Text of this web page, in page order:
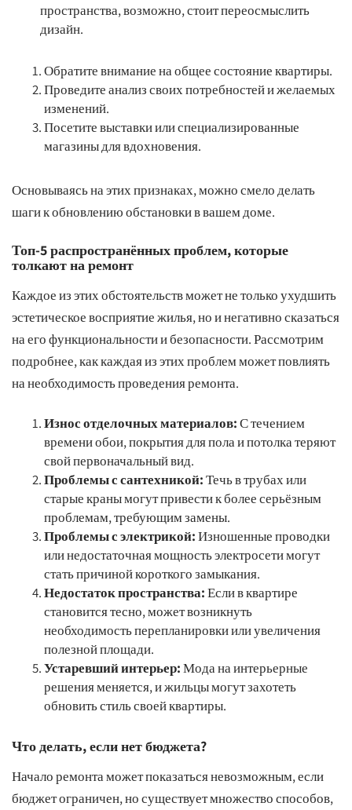
пространства, возможно, стоит переосмыслить
дизайн.
Обратите внимание на общее состояние квартиры.
Проведите анализ своих потребностей и желаемых
изменений.
Посетите выставки или специализированные
магазины для вдохновения.
Основываясь на этих признаках, можно смело делать
шаги к обновлению обстановки в вашем доме.
Топ-5 распространённых проблем, которые
толкают на ремонт
Каждое из этих обстоятельств может не только ухудшить
эстетическое восприятие жилья, но и негативно сказаться
на его функциональности и безопасности. Рассмотрим
подробнее, как каждая из этих проблем может повлиять
на необходимость проведения ремонта.
Износ отделочных материалов:С течением
времени обои, покрытия для пола и потолка теряют
свой первоначальный вид.
Проблемы с сантехникой:Течь в трубах или
старые краны могут привести к более серьёзным
проблемам, требующим замены.
Проблемы с электрикой:Изношенные проводки
или недостаточная мощность электросети могут
стать причиной короткого замыкания.
Недостаток пространства:Если в квартире
становится тесно, может возникнуть
необходимость перепланировки или увеличения
полезной площади.
Устаревший интерьер:Мода на интерьерные
решения меняется, и жильцы могут захотеть
обновить стиль своей квартиры.
Что делать, если нет бюджета?
Начало ремонта может показаться невозможным, если
бюджет ограничен, но существует множество способов,